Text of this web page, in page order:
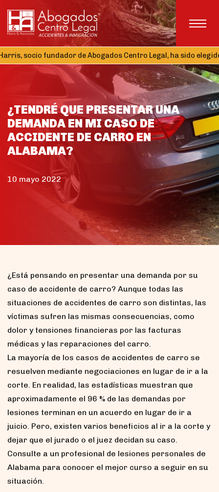
fundador de Abogados Centro Legal, ha sido elegido
¿TENDRÉ QUE PRESENTAR UNA
DEMANDA EN MI CASO DE
ACCIDENTE DE CARRO EN
ALABAMA?
10 mayo 2022
¿Está pensando en presentar una demanda por su
caso de accidente de carro? Aunque todas las
situaciones de accidentes de carro son distintas, las
víctimas sufren las mismas consecuencias, como
dolor y tensiones financieras por las facturas
médicas y las reparaciones del carro.
La mayoría de los casos de accidentes de carro se
resuelven mediante negociaciones en lugar de ir a la
corte. En realidad, las estadísticas muestran que
aproximadamente el 96 % de las demandas por
lesiones terminan en un acuerdo en lugar de ir a
juicio. Pero, existen varios beneficios al ir a la corte y
dejar que el jurado o el juez decidan su caso.
Consulte a un profesional de lesiones personales de
Alabama para conocer el mejor curso a seguir en su
situación.